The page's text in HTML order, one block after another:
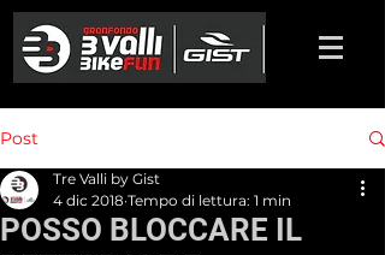
Post
POSSO BLOCCARE IL
Tre Valli by Gist
4 dic 2018 Tempo di lettura: 1 min